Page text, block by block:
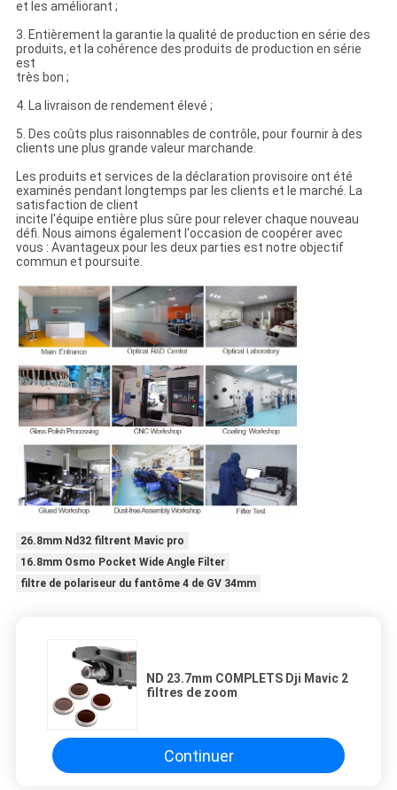
et les améliorant ;
3. Entièrement la garantie la qualité de production en série des
produits, et la cohérence des produits de production en série
est
très bon ;
4. La livraison de rendement élevé ;
5. Des coûts plus raisonnables de contrôle, pour fournir à des
clients une plus grande valeur marchande.
Les produits et services de la déclaration provisoire ont été
examinés pendant longtemps par les clients et le marché. La
satisfaction de client
incite l'équipe entière plus sûre pour relever chaque nouveau
défi. Nous aimons également l'occasion de coopérer avec
vous : Avantageux pour les deux parties est notre objectif
commun et poursuite.
26.8mm Nd32 filtrent Mavic pro
16.8mm Osmo Pocket Wide Angle Filter
filtre de polariseur du fantôme 4 de GV 34mm
ND 23.7mm COMPLETS Dji Mavic 2
filtres de zoom
Continuer